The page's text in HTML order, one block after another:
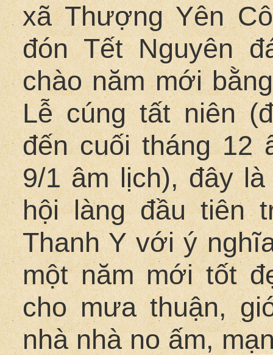
xã Thượng Yên
đón Tết Nguyên
chào năm mới
Lễ cúng tất niên
đến cuối tháng 12
9/1 âm lịch), đây
hội làng đầu tiên
Thanh Y với ý
một năm mới tốt
cho mưa thuận,
nhà nhà no ấm,